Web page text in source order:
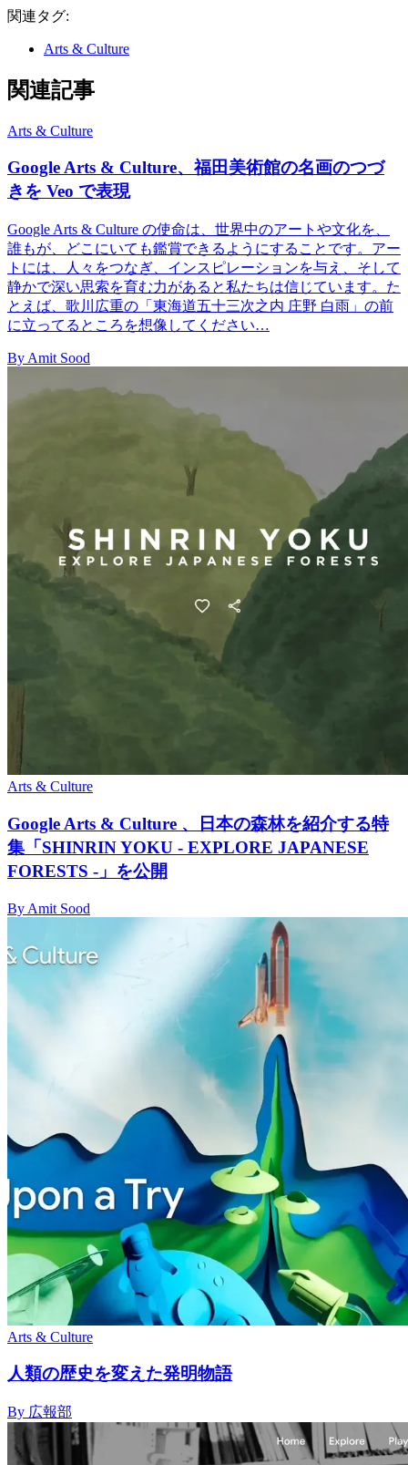
関連タグ:
Arts & Culture
関連記事
Arts & Culture
Google Arts & Culture、福田美術館の名画のつづ
きを Veo で表現
Google Arts & Culture の使命は、世界中のアートや文化を、
誰もが、どこにいても鑑賞できるようにすることです。アー
トには、人々をつなぎ、インスピレーションを与え、そして
静かで深い思索を育む力があると私たちは信じています。た
とえば、歌川広重の「東海道五十三次之内 庄野 白雨」の前
に立ってるところを想像してください…
By Amit Sood
Arts & Culture
Google Arts & Culture 、日本の森林を紹介する特
集「SHINRIN YOKU - EXPLORE JAPANESE
FORESTS -」を公開
By Amit Sood
Arts & Culture
人類の歴史を変えた発明物語
By 広報部